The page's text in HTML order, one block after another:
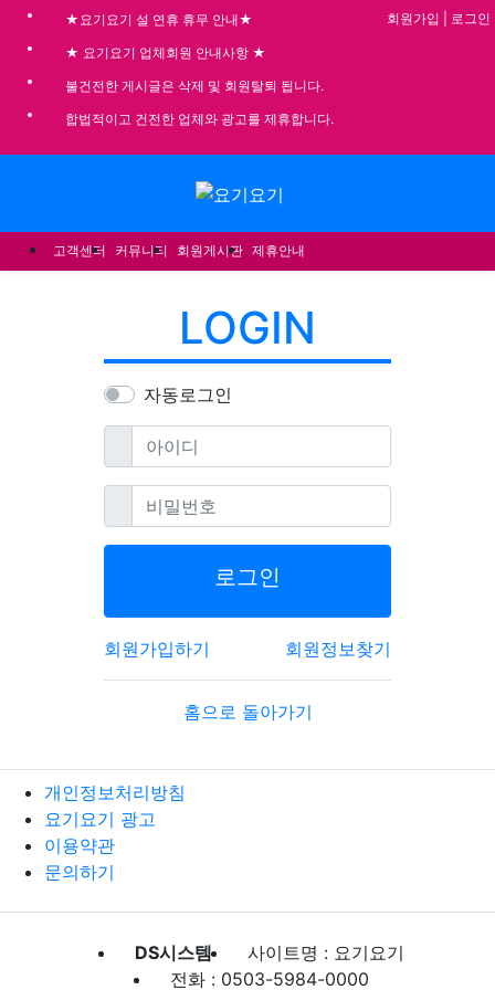
★요기요기 설 연휴 휴무 안내★
★ 요기요기 업체회원 안내사항 ★
불건전한 게시글은 삭제 및 회원탈퇴 됩니다.
합법적이고 건전한 업체와 광고를 제휴합니다.
회원가입 로그인
고객센터 커뮤니티 회원게시판 제휴안내
LOGIN
자동로그인
아이디필수
비밀번호필수
로그인
회원가입하기 회원정보찾기
홈으로 돌아가기
개인정보처리방침
요기요기 광고
이용약관
문의하기
DS시스템
사이트명 : 요기요기
전화 : 0503-5984-0000